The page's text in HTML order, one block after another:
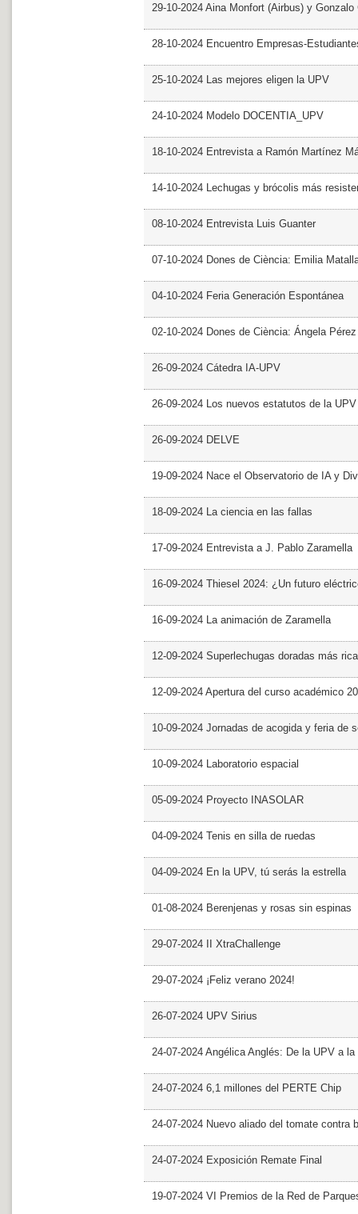
29-10-2024 Aina Monfort (Airbus) y
28-10-2024 Encuentro Empresas-
25-10-2024 Las mejores eligen la UPV
24-10-2024 Modelo DOCENTIA_UPV
18-10-2024 Entrevista a Ramón Martínez
14-10-2024 Lechugas y brócolis más
08-10-2024 Entrevista Luis Guanter
07-10-2024 Dones de Ciència: Emilia
04-10-2024 Feria Generación Espontánea
02-10-2024 Dones de Ciència: Ángela Pérez
26-09-2024 Cátedra IA-UPV
26-09-2024 Los nuevos estatutos de la
26-09-2024 DELVE
19-09-2024 Nace el Observatorio de IA y
18-09-2024 La ciencia en las fallas
17-09-2024 Entrevista a J. Pablo Zaramella
16-09-2024 Thiesel 2024: ¿Un futuro
16-09-2024 La animación de Zaramella
12-09-2024 Superlechugas doradas más
12-09-2024 Apertura del curso académico
10-09-2024 Jornadas de acogida y feria de
10-09-2024 Laboratorio espacial
05-09-2024 Proyecto INASOLAR
04-09-2024 Tenis en silla de ruedas
04-09-2024 En la UPV, tú serás la estrella
01-08-2024 Berenjenas y rosas sin espinas
29-07-2024 II XtraChallenge
29-07-2024 ¡Feliz verano 2024!
26-07-2024 UPV Sirius
24-07-2024 Angélica Anglés: De la UPV a
24-07-2024 6,1 millones del PERTE Chip
24-07-2024 Nuevo aliado del tomate contra
24-07-2024 Exposición Remate Final
19-07-2024 VI Premios de la Red de